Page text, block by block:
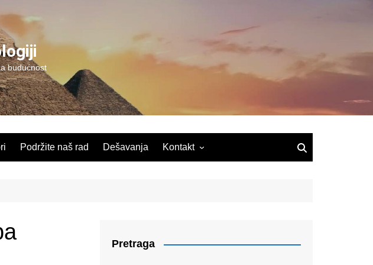
budućnost
Podržite naš rad Dešavanja Kontakt
Pretraga